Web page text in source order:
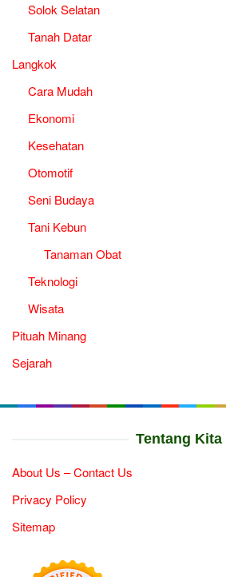
Solok Selatan
Tanah Datar
Langkok
Cara Mudah
Ekonomi
Kesehatan
Otomotif
Seni Budaya
Tani Kebun
Tanaman Obat
Teknologi
Wisata
Pituah Minang
Sejarah
Tentang Kita
About Us – Contact Us
Privacy Policy
Sitemap